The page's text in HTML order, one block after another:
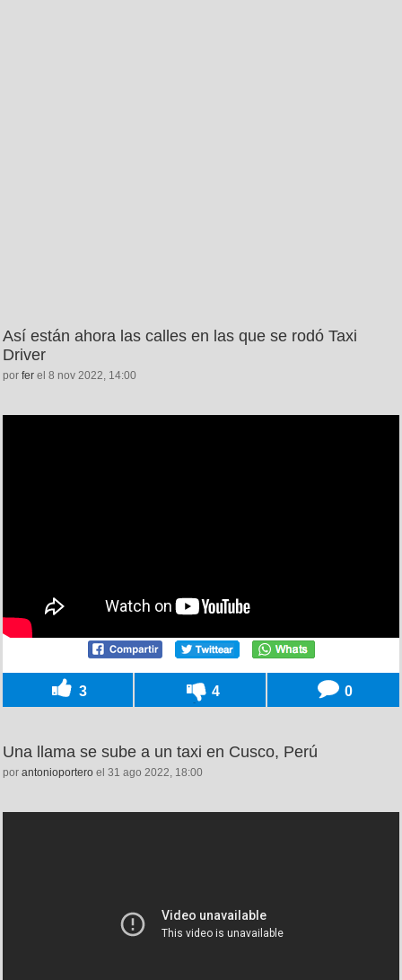
Así están ahora las calles en las que se rodó Taxi
Driver
por fer el 8 nov 2022, 14:00
3 4 0
Una llama se sube a un taxi en Cusco, Perú
por antonioportero el 31 ago 2022, 18:00